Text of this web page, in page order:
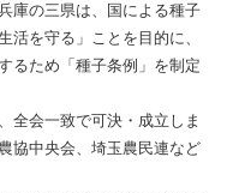
庫の三県は、国による種子
活を守る」ことを目的に、
るため「種子条例」を制定
全会一致で可決・成立しま
協中央会、埼玉農民連など